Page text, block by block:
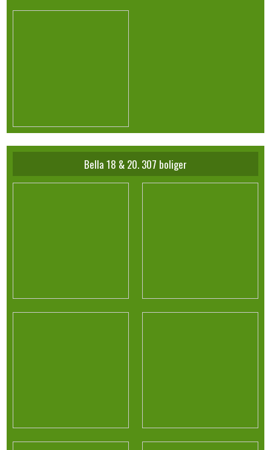
Bella 18 & 20. 307 boliger